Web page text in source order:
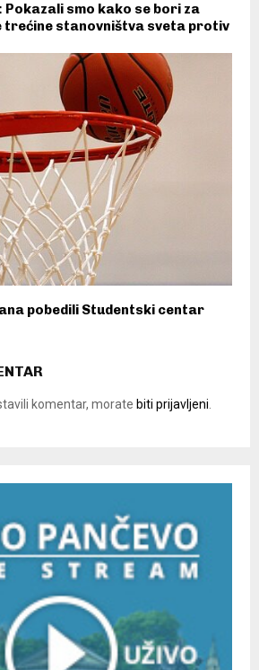
Pokazali smo kako se bori za
trećine stanovništva sveta protiv
pobedili Studentski centar
komentar, morate biti prijavljeni